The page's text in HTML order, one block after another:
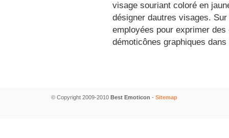
visage souriant coloré en
désigner dautres visages.
employées pour exprimer
démoticônes graphiques
© Copyright 2009-2010 Best Emoticon - Sitemap